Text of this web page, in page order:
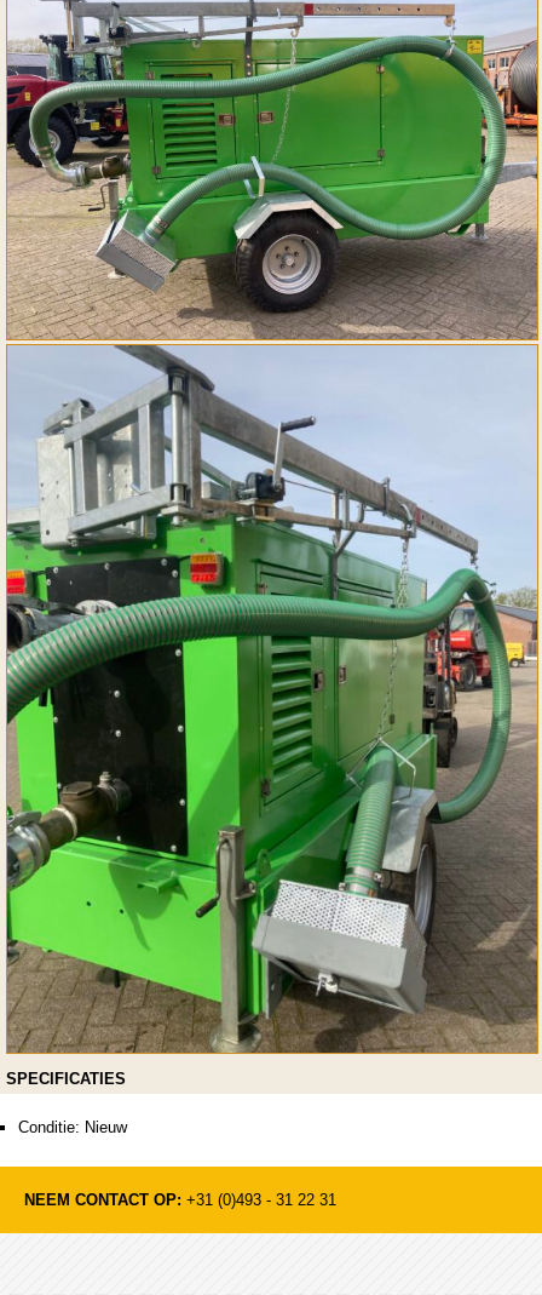
SPECIFICATIES
Conditie: Nieuw
NEEM CONTACT OP: +31 (0)493 - 31 22 31